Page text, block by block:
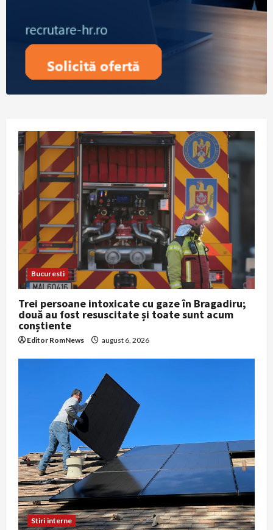
Bucuresti
Trei persoane intoxicate cu gaze în Bragadiru;
două au fost resuscitate și toate sunt acum
conștiente
Editor RomNews august 6, 2026
Stiri interne